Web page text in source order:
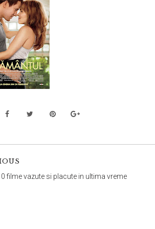
filme vazute si placute in ultima vreme